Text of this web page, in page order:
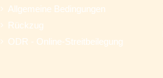
Allgemeine Bedingungen
Rückzug
ODR - Online-Streitbeilegung